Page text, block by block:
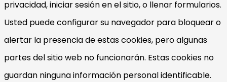
privacidad, iniciar sesión en el sitio, o llenar formularios.
Usted puede configurar su navegador para bloquear o
alertar la presencia de estas cookies, pero algunas
partes del sitio web no funcionarán. Estas cookies no
guardan ninguna información personal identificable.